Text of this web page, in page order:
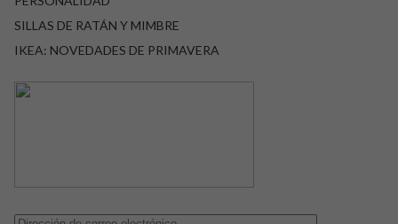
SILLAS DE RATÁN Y MIMBRE
IKEA: NOVEDADES DE PRIMAVERA